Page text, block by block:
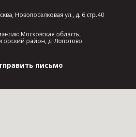
Новопоселковая ул., д. 6 стр.40
Московская область,
район, д. Лопотово
письмо